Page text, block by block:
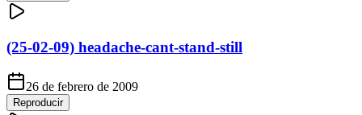
(25-02-09) headache-cant-stand-still
26 de febrero de 2009
Reproducir